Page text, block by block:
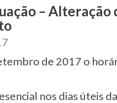
– Alteração
de 2017 o
nos dias úteis